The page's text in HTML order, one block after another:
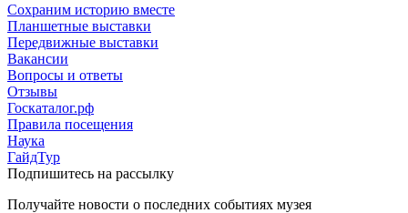
Сохраним историю вместе
Планшетные выставки
Передвижные выставки
Вакансии
Вопросы и ответы
Отзывы
Госкаталог.рф
Правила посещения
Наука
ГайдТур
Подпишитесь на рассылку
Получайте новости о последних событиях музея